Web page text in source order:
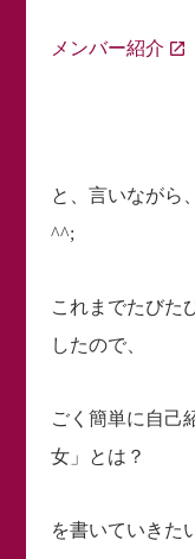
メンバー紹介
と、言いながら
^^;
これまでたびた
したので、
ごく簡単に自己
女」とは？
を書いていきた